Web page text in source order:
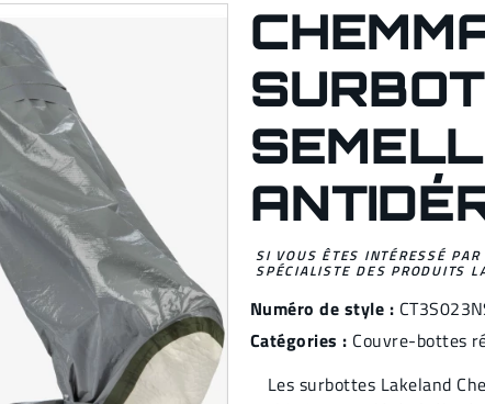
SI VOUS ÊTES INTÉRESSÉ
SPÉCIALISTE DES PRODUITS
Numéro de style :
Catégories : Couvre-bottes
Les surbottes Lakeland